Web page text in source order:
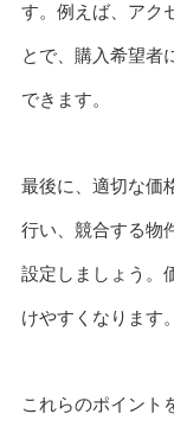
す。例えば、アク
とで、購入希望者
できます。
最後に、適切な価
行い、競合する物
設定しましょう。
けやすくなります。
これらのポイント